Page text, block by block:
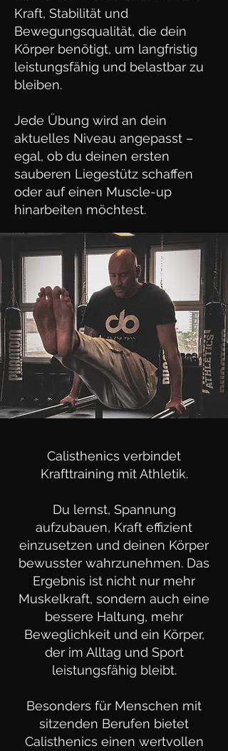
Kraft, Stabilität und
Bewegungsqualität, die dein
Körper benötigt, um langfristig
leistungsfähig und belastbar zu
bleiben.
Jede Übung wird an dein
aktuelles Niveau angepasst –
egal, ob du deinen ersten
sauberen Liegestütz schaffen
oder auf einen Muscle-up
hinarbeiten möchtest.
Calisthenics verbindet
Krafttraining mit Athletik.
Du lernst, Spannung
aufzubauen, Kraft effizient
einzusetzen und deinen Körper
bewusster wahrzunehmen. Das
Ergebnis ist nicht nur mehr
Muskelkraft, sondern auch eine
bessere Haltung, mehr
Beweglichkeit und ein Körper,
der im Alltag und Sport
leistungsfähig bleibt.
Besonders für Menschen mit
sitzenden Berufen bietet
Calisthenics einen wertvollen